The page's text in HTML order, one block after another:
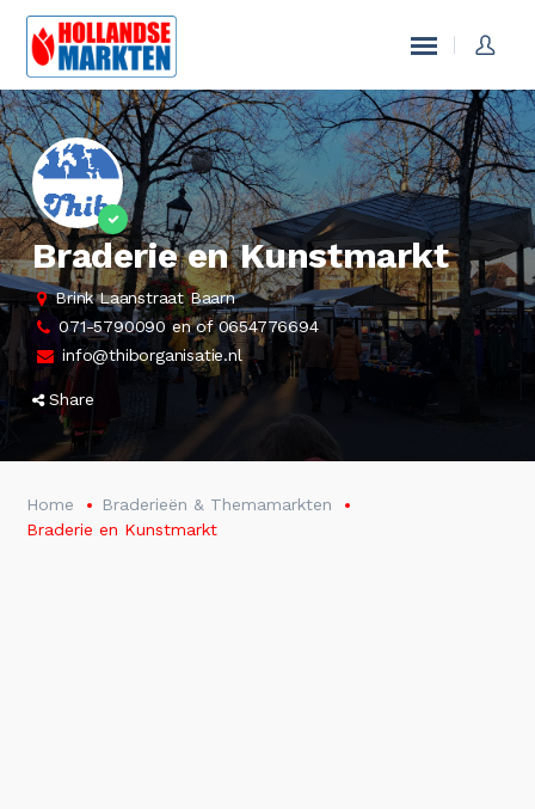
Braderie en Kunstmarkt
Brink Laanstraat Baarn
071-5790090 en of 0654776694
info@thiborganisatie.nl
Share
Home
Braderieën & Themamarkten
Braderie en Kunstmarkt